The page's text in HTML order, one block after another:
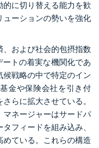
に切り替える能力を歓
ーションの勢いを強化
および社会的包摂指数
トの着実な機関化であ
候戦略の中で特定のイン
金や保険会社を引き付
らに拡大させている。
ネージャーはサードパ
フィードを組み込み、
ている。これらの構造